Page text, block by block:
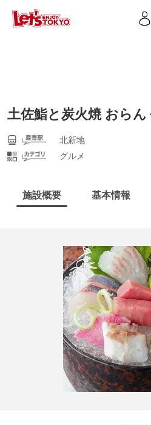
土佐鮨と炭火焼 おら
北新地
グルメ
施設概要 基本情報